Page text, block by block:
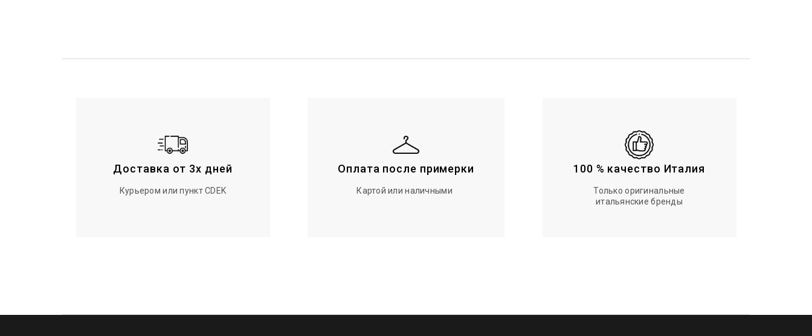
Доставка от 3х дней
Курьером или пункт CDEK
Оплата после примерки
Картой или наличными
100 % качество Италия
Только оригинальные
итальянские бренды